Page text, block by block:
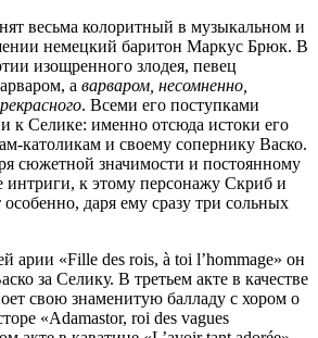
весьма колоритный в музыкальном и
немецкий баритон Маркус Брюк. В
изощренного злодея, певец
а варваром, несомненно,
. Всеми его поступками
к Селике: именно отсюда истоки его
католикам и своему сопернику Васко.
сюжетной значимости и постоянному
интриги, к этому персонажу Скриб и
даря ему сразу три сольных
арии «Fille des rois, à toi l’hommage» он
за Селику. В третьем акте в качестве
свою знаменитую балладу с хором о
«Adamastor, roi des vagues